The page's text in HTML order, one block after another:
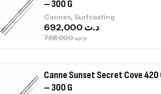
– 300 G
Cannes, Surfcasting
د.ت748,000
د.ت 673,000
Canne Jigging Sunset Massive
1.83m 120/250gr 30kg